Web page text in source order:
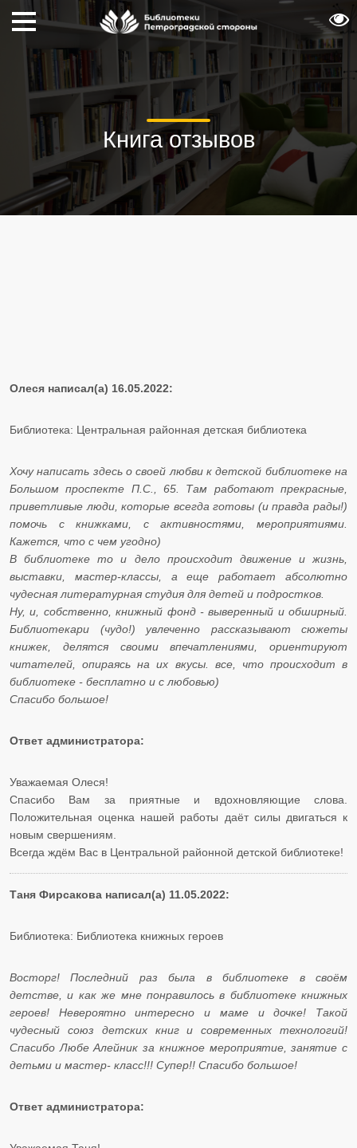
Книга отзывов
Олеся написал(а) 16.05.2022:
Библиотека: Центральная районная детская библиотека
Хочу написать здесь о своей любви к детской библиотеке на
Большом проспекте П.С., 65. Там работают прекрасные,
приветливые люди, которые всегда готовы (и правда рады!)
помочь с книжками, с активностями, мероприятиями.
Кажется, что с чем угодно)
​​​​​​​В библиотеке то и дело происходит движение и жизнь,
выставки, мастер-классы, а еще работает абсолютно
чудесная литературная студия для детей и подростков.
​​​​​​​Ну, и, собственно, книжный фонд - выверенный и обширный.
Библиотекари (чудо!) увлеченно рассказывают сюжеты
книжек, делятся своими впечатлениями, ориентируют
читателей, опираясь на их вкусы. все, что происходит в
библиотеке - бесплатно и с любовью)
​​​​​​​Спасибо большое!
Ответ администратора:
Уважаемая Олеся!
Спасибо Вам за приятные и вдохновляющие слова.
Положительная оценка нашей работы даёт силы двигаться к
новым свершениям.
Всегда ждём Вас в Центральной районной детской библиотеке!
Таня Фирсакова написал(а) 11.05.2022:
Библиотека: Библиотека книжных героев
Восторг! Последний раз была в библиотеке в своём
детстве, и как же мне понравилось в библиотеке книжных
героев! Невероятно интересно и маме и дочке! Такой
чудесный союз детских книг и современных технологий!
Спасибо Любе Алейник за книжное мероприятие, занятие с
детьми и мастер- класс!!! Супер!! Спасибо большое!
Ответ администратора: